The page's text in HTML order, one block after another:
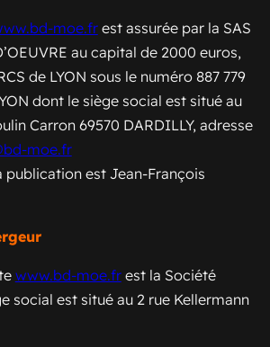
moe.frest assurée par la SAS
au capital de 2000 euros,
de LYON sous le numéro 887 779
dont le siège social est situé au
Carron 69570 DARDILLY, adresse
moe.fr
publication est Jean-François
www.bd-moe.frest la Société
social est situé au 2 rue Kellermann